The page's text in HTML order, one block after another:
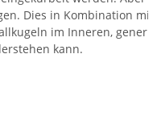
Dies in Kombination mit
im Inneren,
kann.